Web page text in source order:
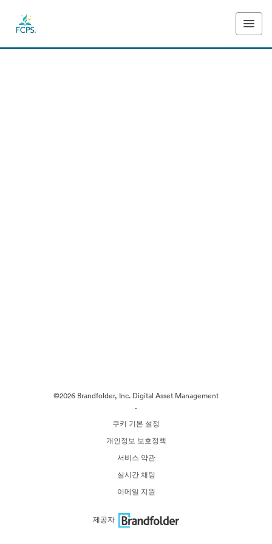
©2026 Brandfolder, Inc. Digital Asset Management
·
쿠키 기본 설정
개인정보 보호정책
서비스 약관
실시간 채팅
이메일 지원
제공자